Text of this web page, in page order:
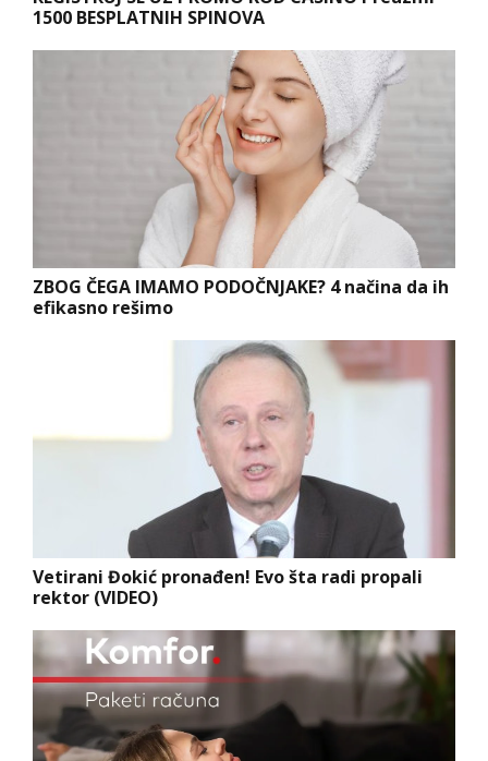
1500 BESPLATNIH SPINOVA
ZBOG ČEGA IMAMO PODOČNJAKE? 4 načina da ih
efikasno rešimo
Vetirani Đokić pronađen! Evo šta radi propali
rektor (VIDEO)